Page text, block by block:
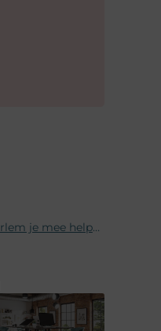
Waar kan Haptonomie Haarlem je mee helpen?